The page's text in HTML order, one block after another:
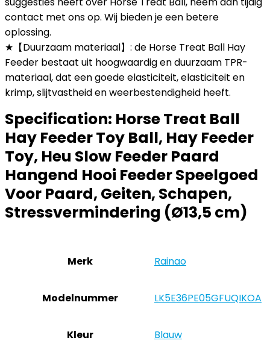
contact met ons op. Wij bieden je een betere
oplossing.
★【Duurzaam materiaal】: de Horse Treat Ball Hay
Feeder bestaat uit hoogwaardig en duurzaam TPR-
materiaal, dat een goede elasticiteit, elasticiteit en
krimp, slijtvastheid en weerbestendigheid heeft.
Specification: Horse Treat Ball
Hay Feeder Toy Ball, Hay Feeder
Toy, Heu Slow Feeder Paard
Hangend Hooi Feeder Speelgoed
Voor Paard, Geiten, Schapen,
Stressvermindering (Ø13,5 cm)
Merk ‎Rainao
Modelnummer ‎LK5E36PE05GFUQIKOA
Kleur ‎Blauw